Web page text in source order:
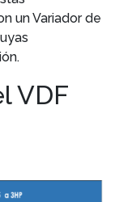
un Variador de
VDF